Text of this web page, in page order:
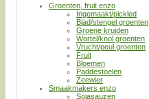
Groenten, fruit enzo
Ingemaakt/pickled
Blad/stengel groenten
Groene kruiden
Wortel/knol groenten
Vrucht/peul groenten
Fruit
Bloemen
Paddestoelen
Zeewier
Smaakmakers enzo
Sojasauzen